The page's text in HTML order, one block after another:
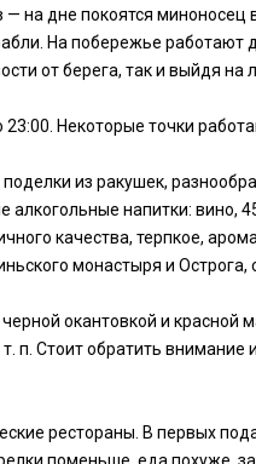
на дне покоятся
На побережье работают
от берега, так и выйдя на
Некоторые точки
из ракушек,
напитки: вино,
качества, терпкое,
монастыря и
окантовкой и красной
п. Стоит обратить
рестораны. В первых